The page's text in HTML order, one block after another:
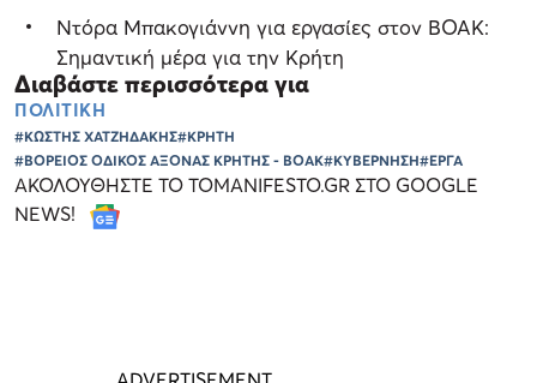
Ντόρα Μπακογιάννη για εργασίες στον ΒΟΑΚ:
Σημαντική μέρα για την Κρήτη
Διαβάστε περισσότερα για
ΠΟΛΙΤΙΚΗ
#ΚΩΣΤΗΣ ΧΑΤΖΗΔΑΚΗΣ#ΚΡΗΤΗ
#ΒΟΡΕΙΟΣ ΟΔΙΚΟΣ ΑΞΟΝΑΣ ΚΡΗΤΗΣ - ΒΟΑΚ#ΚΥΒΕΡΝΗΣΗ#ΕΡΓΑ
ΑΚΟΛΟΥΘΗΣΤΕ ΤΟ TOMANIFESTO.GR ΣΤΟ GOOGLE
NEWS!